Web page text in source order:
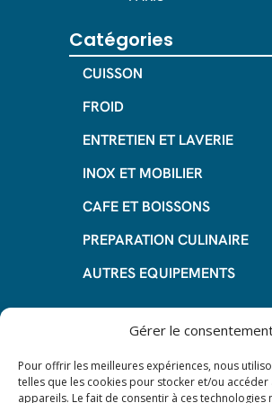
Gérer le
Pour offrir les meilleures expériences, nous
telles que les cookies pour stocker et/ou
appareils. Le fait de consentir à ces technologies
Catégories
CUISSON
FROID
ENTRETIEN ET LAVERIE
INOX ET MOBILIER
CAFE ET BOISSONS
PREPARATION CULINAIRE
AUTRES EQUIPEMENTS
Informations
Questions fréquentes
Les avantages de la LOA